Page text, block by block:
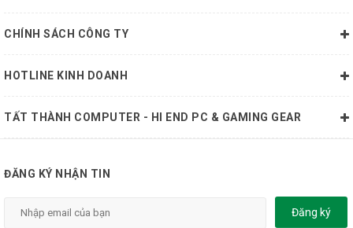
CHÍNH SÁCH CÔNG TY
HOTLINE KINH DOANH
TẤT THÀNH COMPUTER - HI END PC & GAMING GEAR
ĐĂNG KÝ NHẬN TIN
Đăng ký